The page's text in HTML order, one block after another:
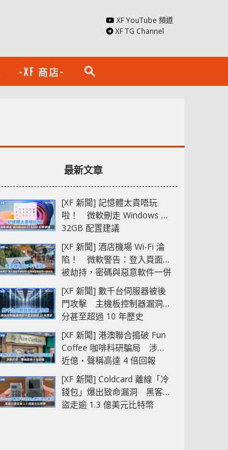
XF YouTube 頻道
XF TG Channel
-XF 商店- search
最新文章
[XF 新聞] 記憶體太貴唔玩
啦！ 微軟刪走 Windows 11
32GB 配置建議
[XF 新聞] 酒店機場 Wi-Fi 淪
陷！ 微軟警告：登入頁面可
被劫持，密碼與惡意軟件一併
中招
[XF 新聞] 數千台伺服器被後
門攻擊 主機板控制器漏洞部
分甚至超過 10 年歷史
[XF 新聞] 港澳聯合搗破 Fun
Coffee 咖啡科研騙局 涉款
近億‧聲稱高達 4 倍回報
[XF 新聞] Coldcard 離線「冷
錢包」爆出致命漏洞 黑客已
盜走逾 1.3 億美元比特幣